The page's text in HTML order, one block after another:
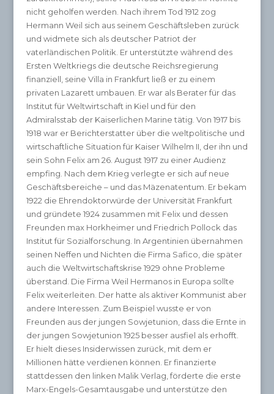
nicht geholfen werden. Nach ihrem Tod 1912 zog
Hermann Weil sich aus seinem Geschäftsleben zurück
und widmete sich als deutscher Patriot der
vaterländischen Politik. Er unterstützte während des
Ersten Weltkriegs die deutsche Reichsregierung
finanziell, seine Villa in Frankfurt ließ er zu einem
privaten Lazarett umbauen. Er war als Berater für das
Institut für Weltwirtschaft in Kiel und für den
Admiralsstab der Kaiserlichen Marine tätig. Von 1917 bis
1918 war er Berichterstatter über die weltpolitische und
wirtschaftliche Situation für Kaiser Wilhelm II, der ihn und
sein Sohn Felix am 26. August 1917 zu einer Audienz
empfing. Nach dem Krieg verlegte er sich auf neue
Geschäftsbereiche – und das Mäzenatentum. Er bekam
1922 die Ehrendoktorwürde der Universität Frankfurt
und gründete 1924 zusammen mit Felix und dessen
Freunden max Horkheimer und Friedrich Pollock das
Institut für Sozialforschung. In Argentinien übernahmen
seinen Neffen und Nichten die Firma Safico, die später
auch die Weltwirtschaftskrise 1929 ohne Probleme
überstand. Die Firma Weil Hermanos in Europa sollte
Felix weiterleiten. Der hatte als aktiver Kommunist aber
andere Interessen. Zum Beispiel wusste er von
Freunden aus der jungen Sowjetunion, dass die Ernte in
der jungen Sowjetunion 1925 besser ausfiel als erhofft.
Er hielt dieses Insiderwissen zurück, mit dem er
Millionen hätte verdienen können. Er finanzierte
stattdessen den linken Malik Verlag, förderte die erste
Marx-Engels-Gesamtausgabe und unterstütze den